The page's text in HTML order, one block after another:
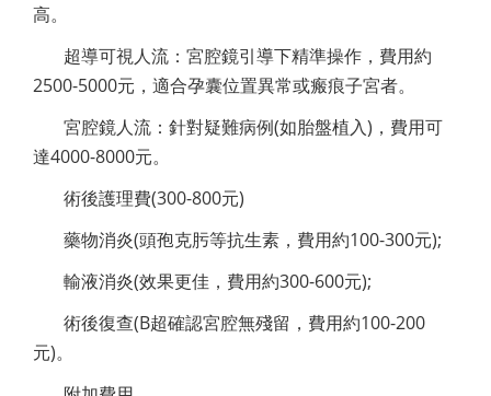
高。
超導可視人流：宮腔鏡引導下精準操作，費用約
2500-5000元，適合孕囊位置異常或瘢痕子宮者。
宮腔鏡人流：針對疑難病例(如胎盤植入)，費用可
達4000-8000元。
術後護理費(300-800元)
藥物消炎(頭孢克肟等抗生素，費用約100-300元);
輸液消炎(效果更佳，費用約300-600元);
術後復查(B超確認宮腔無殘留，費用約100-200
元)。